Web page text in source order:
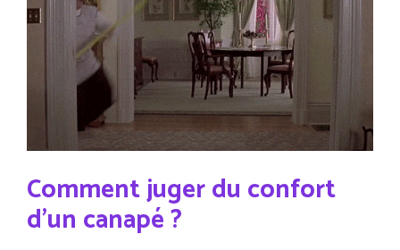
Comment juger du confort
d’un canapé ?